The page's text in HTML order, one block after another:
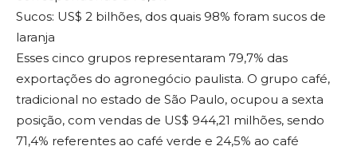
Sucos: US$ 2 bilhões, dos quais 98% foram sucos de
laranja
Esses cinco grupos representaram 79,7% das
exportações do agronegócio paulista. O grupo café,
tradicional no estado de São Paulo, ocupou a sexta
posição, com vendas de US$ 944,21 milhões, sendo
71,4% referentes ao café verde e 24,5% ao café